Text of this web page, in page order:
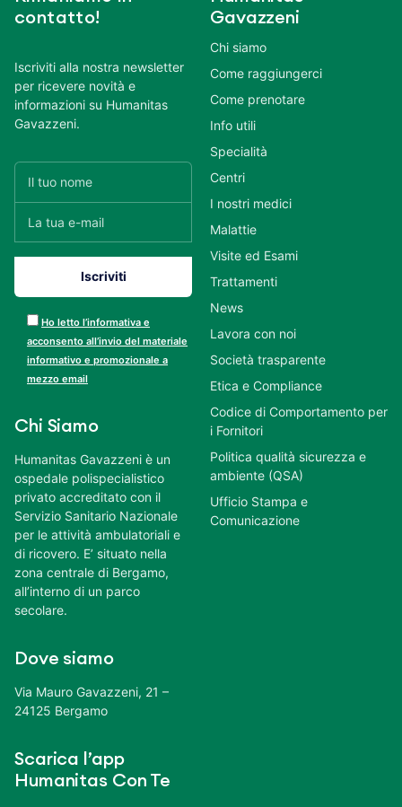
contatto!
Iscriviti alla nostra newsletter
per ricevere novità e
informazioni su Humanitas
Gavazzeni.
Ho letto l’informativa e
acconsento all’invio del materiale
informativo e promozionale a
mezzo email
Chi Siamo
Humanitas Gavazzeni è un
ospedale polispecialistico
privato accreditato con il
Servizio Sanitario Nazionale
per le attività ambulatoriali e
di ricovero. E’ situato nella
zona centrale di Bergamo,
all’interno di un parco
secolare.
Dove siamo
Via Mauro Gavazzeni, 21 –
24125 Bergamo
Scarica l’app
Humanitas Con Te
Gavazzeni
Chi siamo
Come raggiungerci
Come prenotare
Info utili
Specialità
Centri
I nostri medici
Malattie
Visite ed Esami
Trattamenti
News
Lavora con noi
Società trasparente
Etica e Compliance
Codice di Comportamento per
i Fornitori
Politica qualità sicurezza e
ambiente (QSA)
Ufficio Stampa e
Comunicazione